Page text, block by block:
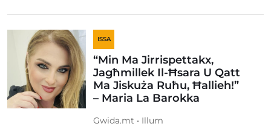
ISSA
“Min Ma Jirrispettakx,
Jagħmillek Il-Ħsara U Qatt
Ma Jiskuża Ruħu, Ħallieh!”
– Maria La Barokka
Gwida.mt • Illum